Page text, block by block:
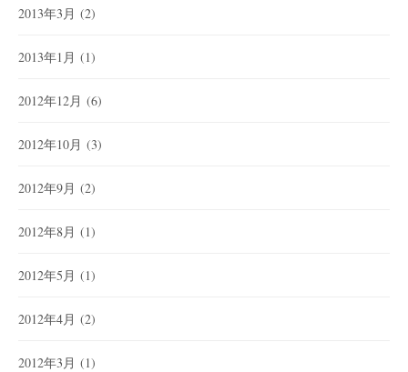
2013年3月 (2)
2013年1月 (1)
2012年12月 (6)
2012年10月 (3)
2012年9月 (2)
2012年8月 (1)
2012年5月 (1)
2012年4月 (2)
2012年3月 (1)